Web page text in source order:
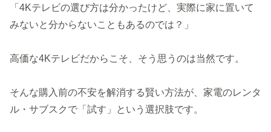
「4Kテレビの選び方は分かったけど、実際に家に置いて
みないと分からないこともあるのでは？」
高価な4Kテレビだからこそ、そう思うのは当然です。
そんな購入前の不安を解消する賢い方法が、家電のレンタ
ル・サブスクで「試す」という選択肢です。